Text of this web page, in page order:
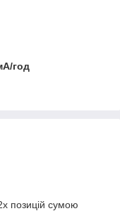
год
позицій сумою